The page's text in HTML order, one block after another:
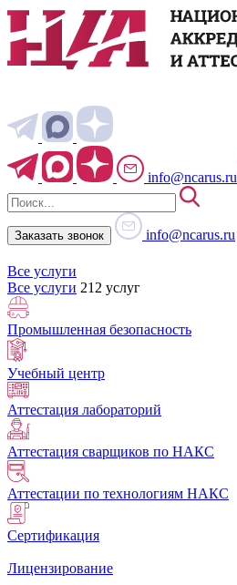
info@ncarus.ru
Заказать звонок info@ncarus.ru
Все услуги
Все услуги 212 услуг
Промышленная безопасность
Учебный центр
Аттестация лабораторий
Аттестация сварщиков по НАКС
Аттестации по технологиям НАКС
Сертификация
Лицензирование